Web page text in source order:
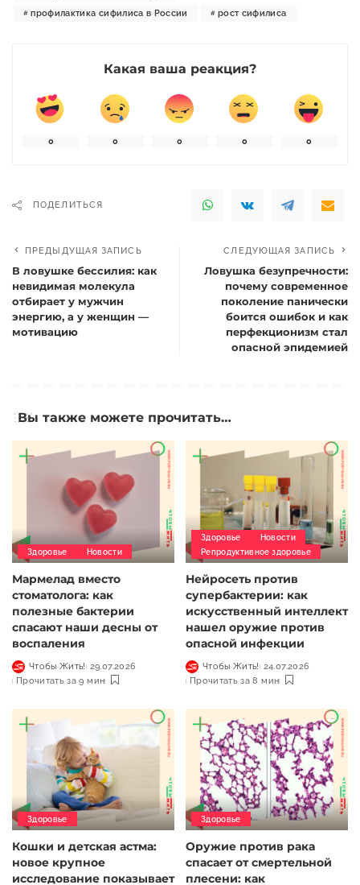
профилактика сифилиса в России
рост сифилиса
Какая ваша реакция?
0 0 0 0 0
ПОДЕЛИТЬСЯ
ПРЕДЫДУЩАЯ ЗАПИСЬ
В ловушке бессилия: как
невидимая молекула
отбирает у мужчин
энергию, а у женщин —
мотивацию
СЛЕДУЮЩАЯ ЗАПИСЬ
Ловушка безупречности:
почему современное
поколение панически
боится ошибок и как
перфекционизм стал
опасной эпидемией
Вы также можете прочитать…
Здоровье Новости
Мармелад вместо
стоматолога: как
полезные бактерии
спасают наши десны от
воспаления
Чтобы Жить! 29.07.2026
Прочитать за 9 мин
Здоровье
Новости
Репродуктивное здоровье
Нейросеть против
супербактерии: как
искусственный интеллект
нашел оружие против
опасной инфекции
Чтобы Жить! 24.07.2026
Прочитать за 8 мин
Здоровье
Кошки и детская астма:
новое крупное
исследование показывает
Здоровье
Оружие против рака
спасает от смертельной
плесени: как